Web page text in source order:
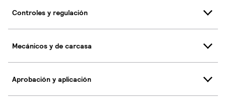
Controles y regulación
Mecánicos y de carcasa
Aprobación y aplicación